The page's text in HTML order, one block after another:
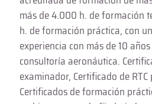
más de 4.000 h. de formación
h. de formación práctica, con
experiencia con más de 10
consultoría aeronáutica.
examinador, Certificado de
Certificados de formación